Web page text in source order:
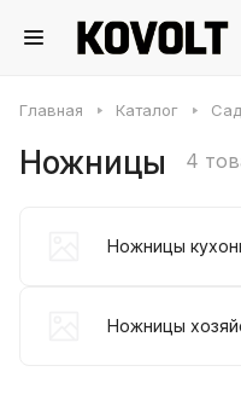
Главная Каталог
Ножницы 4
Ножницы
Ножницы